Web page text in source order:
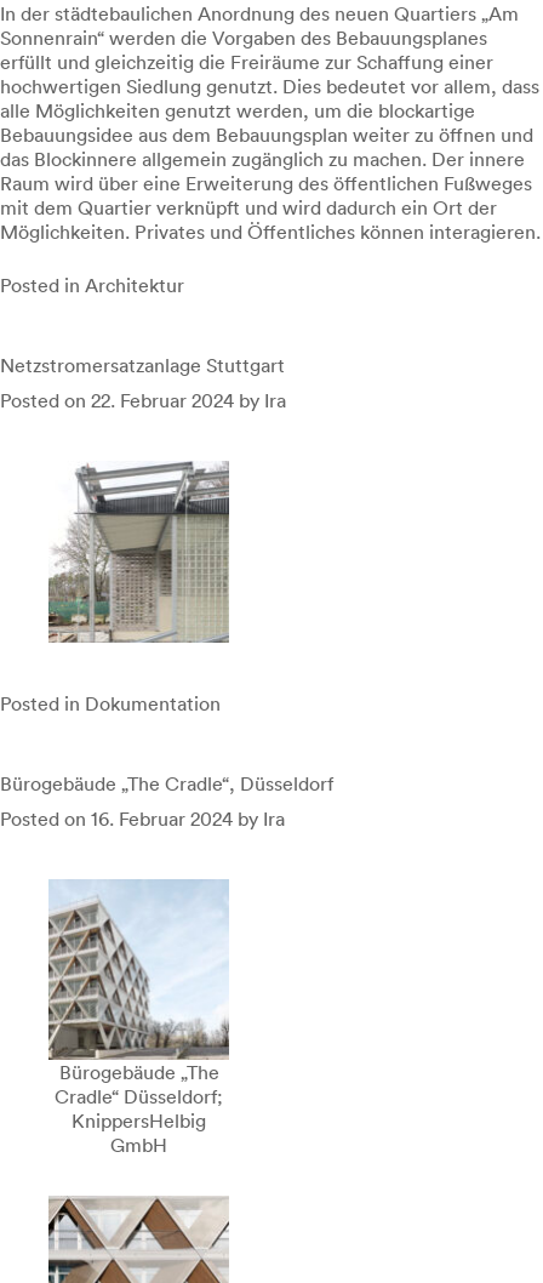
In der städtebaulichen Anordnung des neuen Quartiers „Am
Sonnenrain“ werden die Vorgaben des Bebauungsplanes
erfüllt und gleichzeitig die Freiräume zur Schaffung einer
hochwertigen Siedlung genutzt. Dies bedeutet vor allem, dass
alle Möglichkeiten genutzt werden, um die blockartige
Bebauungsidee aus dem Bebauungsplan weiter zu öffnen und
das Blockinnere allgemein zugänglich zu machen. Der innere
Raum wird über eine Erweiterung des öffentlichen Fußweges
mit dem Quartier verknüpft und wird dadurch ein Ort der
Möglichkeiten. Privates und Öffentliches können interagieren.
Posted in Architektur
Netzstromersatzanlage Stuttgart
Posted on 22. Februar 2024 by Ira
Posted in Dokumentation
Bürogebäude „The Cradle“, Düsseldorf
Posted on 16. Februar 2024 by Ira
Bürogebäude „The
Cradle“ Düsseldorf;
KnippersHelbig
GmbH